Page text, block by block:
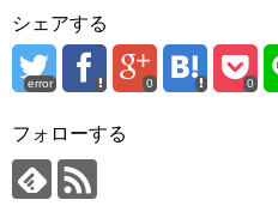
シェアする
error 0 0
フォローする